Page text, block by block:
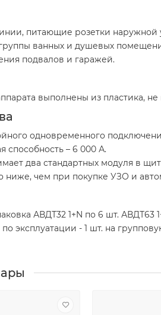
питающие розетки наружной
ванных и душевых
подвалов и гаражей.
выполнены из пластика,
одновременного
способность – 6 000 А.
два стандартных модуля в
ниже, чем при покупке УЗО и
АВДТ32 1+N по 6 шт. АВДТ63
эксплуатации - 1 шт. на